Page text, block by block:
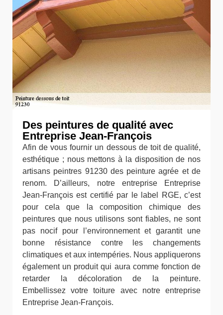
Des peintures de qualité avec
Entreprise Jean-François
Afin de vous fournir un dessous de toit de qualité,
esthétique ; nous mettons à la disposition de nos
artisans peintres 91230 des peinture agrée et de
renom. D’ailleurs, notre entreprise Entreprise
Jean-François est certifié par le label RGE, c’est
pour cela que la composition chimique des
peintures que nous utilisons sont fiables, ne sont
pas nocif pour l’environnement et garantit une
bonne résistance contre les changements
climatiques et aux intempéries. Nous appliquerons
également un produit qui aura comme fonction de
retarder la décoloration de la peinture.
Embellissez votre toiture avec notre entreprise
Entreprise Jean-François.